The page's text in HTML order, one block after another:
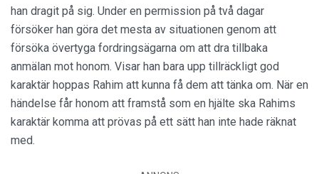
han dragit på sig. Under en permission på två dagar
försöker han göra det mesta av situationen genom att
försöka övertyga fordringsägarna om att dra tillbaka
anmälan mot honom. Visar han bara upp tillräckligt god
karaktär hoppas Rahim att kunna få dem att tänka om. När en
händelse får honom att framstå som en hjälte ska Rahims
karaktär komma att prövas på ett sätt han inte hade räknat
med.